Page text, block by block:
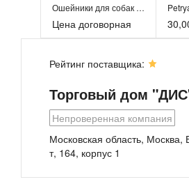
Ошейники для собак и кошек
Цена договорная
Ошейники для собак
Рейтинг поставщика:
Торговый дом
Непроверенная компания
Московская область, Москва,
т, 164, корпус 1